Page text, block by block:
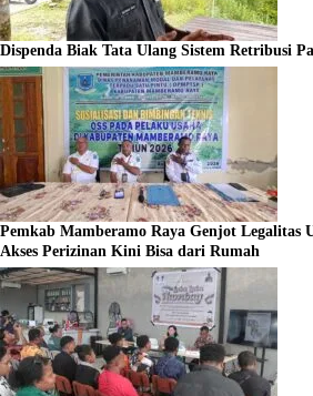
Dispenda Biak Tata Ulang Sistem Retribusi
Pemkab Mamberamo Raya Genjot Legalitas
Akses Perizinan Kini Bisa dari Rumah